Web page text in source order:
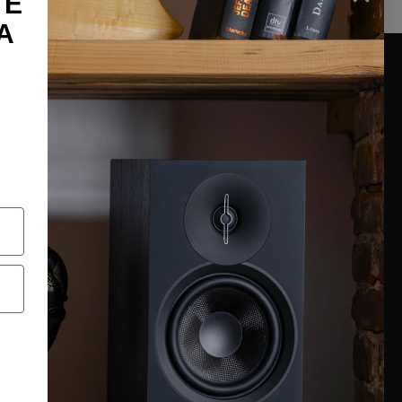
INFORMAZIONI
Richiesta assistenza tecnica
Diritto di recesso
Pagamenti e spedizioni
Utilizzo dei cookies
Recedi dal contratto